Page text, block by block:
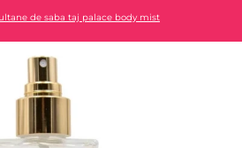
de saba taj palace body mist